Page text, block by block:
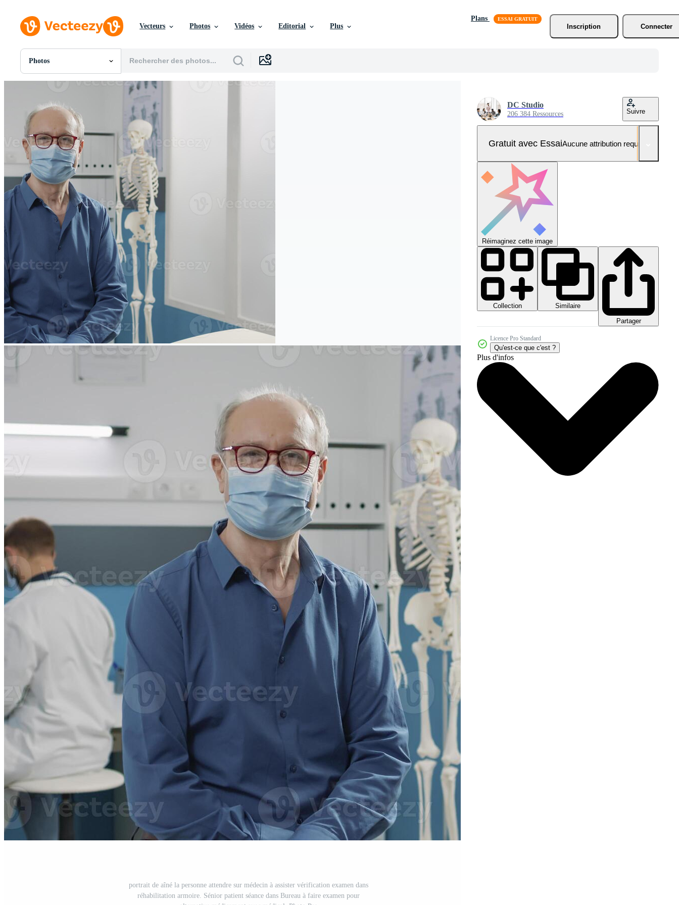
Vecteurs Photos Vidéos Editorial Plus
Plans
Inscription
Connecter
Photos
Toutes Images
PSDs
Modèles
Vecteurs
Vidéos
Motion graphics
Images Éditoriales
Événements Éditoriaux
portrait de aîné la personne attendre sur médecin à assister vérification examen dans
réhabilitation armoire. Sénior patient séance dans Bureau à faire examen pour
DC Studio
206 384 Ressources Suivre
Gratuit avec EssaiAucune attribution requise
Réimaginez cette image
Collection
Similaire
Partager
Licence Pro Standard
Qu'est-ce que c'est ?
Plus d'infos